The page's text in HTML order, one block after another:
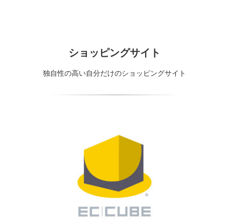
ショッピングサイト
独自性の高い自分だけのショッピングサイト